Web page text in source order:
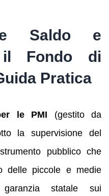
e Saldo e
Fondo di
Pratica
le PMI (gestito da
la supervisione del
pubblico che
delle piccole e medie
statale sui